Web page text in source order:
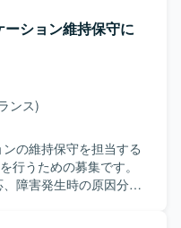
ーション維持保守に
ンス)
の維持保守を担当する
行うための募集です。
、障害発生時の原因分